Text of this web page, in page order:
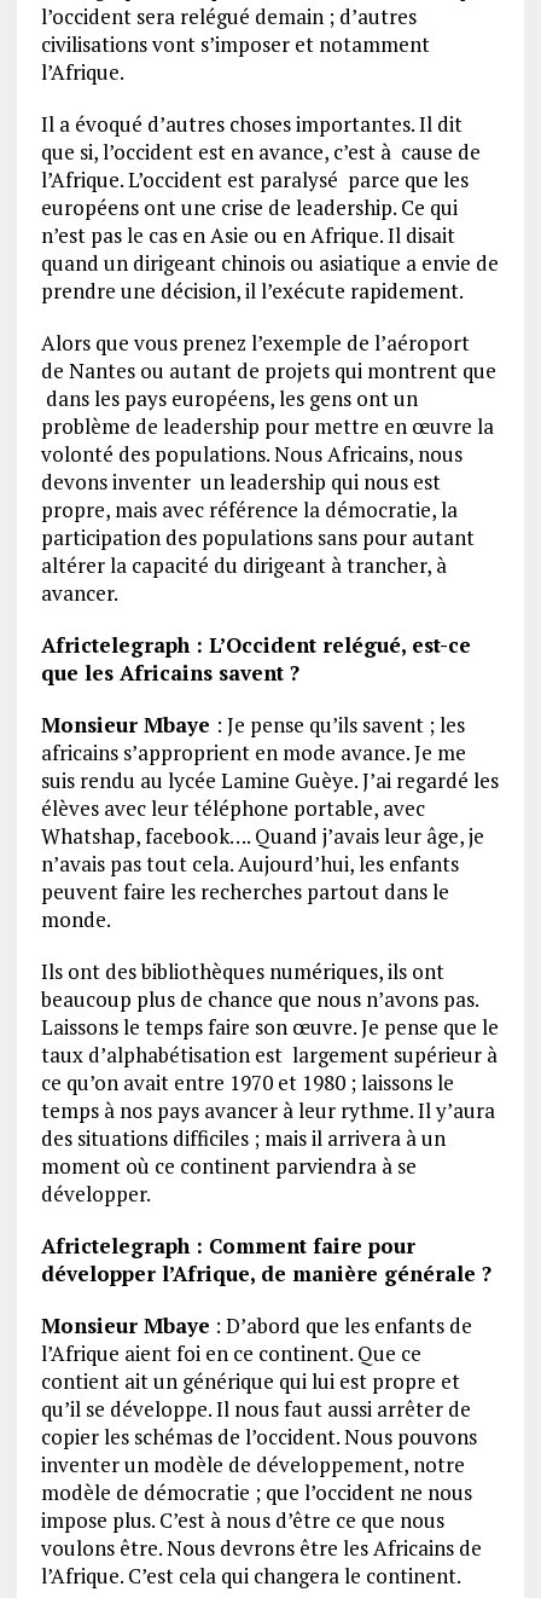
l’occident sera relégué demain ; d’autres
civilisations vont s’imposer et notamment
l’Afrique.
Il a évoqué d’autres choses importantes. Il dit
que si, l’occident est en avance, c’est à cause de
l’Afrique. L’occident est paralysé parce que les
européens ont une crise de leadership. Ce qui
n’est pas le cas en Asie ou en Afrique. Il disait
quand un dirigeant chinois ou asiatique a envie de
prendre une décision, il l’exécute rapidement.
Alors que vous prenez l’exemple de l’aéroport
de Nantes ou autant de projets qui montrent que
dans les pays européens, les gens ont un
problème de leadership pour mettre en œuvre la
volonté des populations. Nous Africains, nous
devons inventer un leadership qui nous est
propre, mais avec référence la démocratie, la
participation des populations sans pour autant
altérer la capacité du dirigeant à trancher, à
avancer.
Africtelegraph : L’Occident relégué, est-ce
que les Africains savent ?
Monsieur Mbaye : Je pense qu’ils savent ; les
africains s’approprient en mode avance. Je me
suis rendu au lycée Lamine Guèye. J’ai regardé les
élèves avec leur téléphone portable, avec
Whatshap, facebook…. Quand j’avais leur âge, je
n’avais pas tout cela. Aujourd’hui, les enfants
peuvent faire les recherches partout dans le
monde.
Ils ont des bibliothèques numériques, ils ont
beaucoup plus de chance que nous n’avons pas.
Laissons le temps faire son œuvre. Je pense que le
taux d’alphabétisation est largement supérieur à
ce qu’on avait entre 1970 et 1980 ; laissons le
temps à nos pays avancer à leur rythme. Il y’aura
des situations difficiles ; mais il arrivera à un
moment où ce continent parviendra à se
développer.
Africtelegraph : Comment faire pour
développer l’Afrique, de manière générale ?
Monsieur Mbaye : D’abord que les enfants de
l’Afrique aient foi en ce continent. Que ce
contient ait un générique qui lui est propre et
qu’il se développe. Il nous faut aussi arrêter de
copier les schémas de l’occident. Nous pouvons
inventer un modèle de développement, notre
modèle de démocratie ; que l’occident ne nous
impose plus. C’est à nous d’être ce que nous
voulons être. Nous devrons être les Africains de
l’Afrique. C’est cela qui changera le continent.